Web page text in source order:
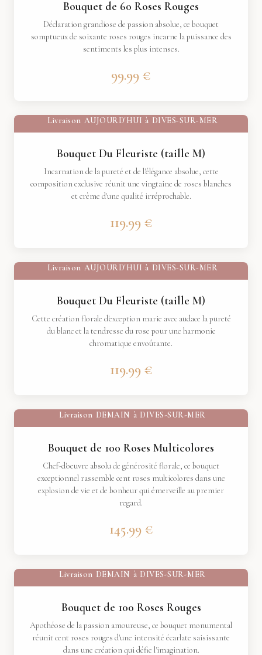
Bouquet de 60 Roses Rouges
Déclaration grandiose de passion absolue, ce bouquet
somptueux de soixante roses rouges incarne la puissance des
sentiments les plus intenses.
99.99 €
Livraison AUJOURD'HUI à DIVES-SUR-MER
Bouquet Du Fleuriste (taille M)
Incarnation de la pureté et de l'élégance absolue, cette
composition exclusive réunit une vingtaine de roses blanches
et crème d'une qualité irréprochable.
119.99 €
Livraison AUJOURD'HUI à DIVES-SUR-MER
Bouquet Du Fleuriste (taille M)
Cette création florale d'exception marie avec audace la pureté
du blanc et la tendresse du rose pour une harmonie
chromatique envoûtante.
119.99 €
Livraison DEMAIN à DIVES-SUR-MER
Bouquet de 100 Roses Multicolores
Chef-d'oeuvre absolu de générosité florale, ce bouquet
exceptionnel rassemble cent roses multicolores dans une
explosion de vie et de bonheur qui émerveille au premier
regard.
145.99 €
Livraison DEMAIN à DIVES-SUR-MER
Bouquet de 100 Roses Rouges
Apothéose de la passion amoureuse, ce bouquet monumental
réunit cent roses rouges d'une intensité écarlate saisissante
dans une création qui défie l'imagination.